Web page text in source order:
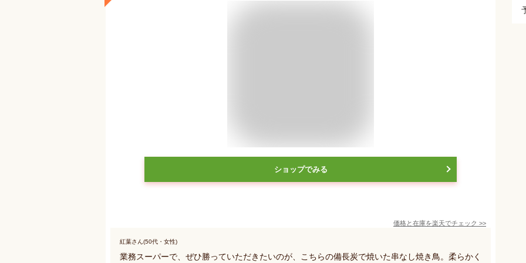
ショップでみる
価格と在庫を楽天でチェック >>
紅葉さん(50代・女性)
業務スーパーで、ぜひ勝っていただきたいのが、こちらの備長炭で焼いた串なし焼き鳥。柔らかく